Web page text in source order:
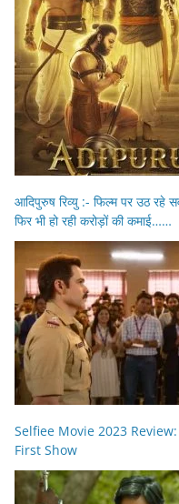
आदिपुरुष रिव्यु :- फिल्म पर उठ
फिर भी हो रही करोड़ों की कमाई……
Selfiee Movie 2023
First Show